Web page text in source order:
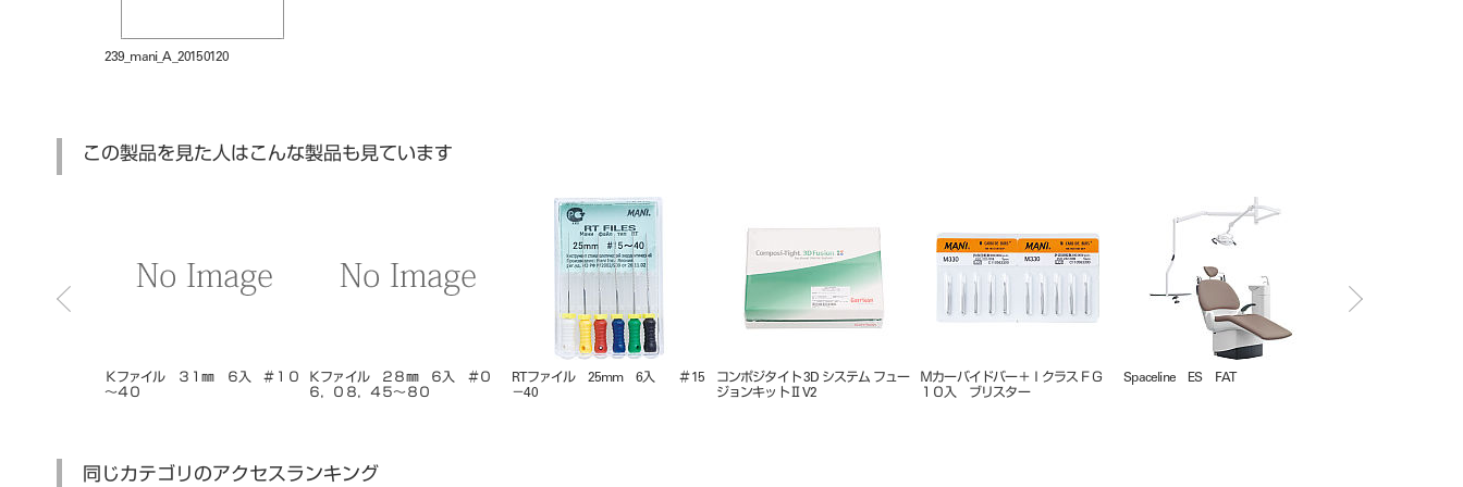
239_mani_A_20150120
この製品を見た人はこんな製品も見ています
Spaceline ES FAT アクイオス
Ｋファイル ２５㎜ ６入 ＃０
６，０８，４５～８０
リーマ ３１㎜ ６入 ＃０６，０
Ｋファイル ２１㎜ ６入 ＃０
６，０８，４５～８０
Ｋファイル ３１㎜ ６入 ＃１０
同じカテゴリのアクセスランキング